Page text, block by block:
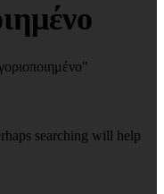
searching will help